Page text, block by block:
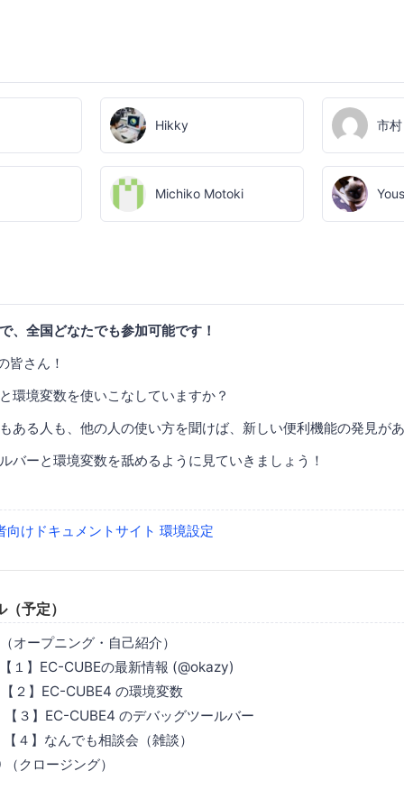
Hikky 市
Michiko Motoki
、全国どなたでも参加可能です！
皆さん！
環境変数を使いこなしていますか？
ある人も、他の人の使い方を聞けば、新しい便利機能の発見が
バーと環境変数を舐めるように見ていきましょう！
けドキュメントサイト 環境設定
予定）
オープニング・自己紹介）
１】EC-CUBEの最新情報 (@okazy)
２】EC-CUBE4 の環境変数
３】EC-CUBE4 のデバッグツールバー
４】なんでも相談会（雑談）
クロージング）